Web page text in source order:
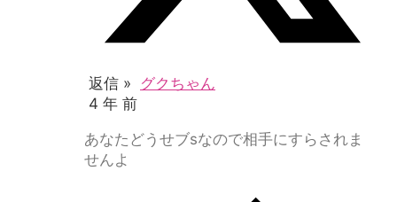
返信 » グクちゃん
4 年 前
あなたどうせブsなので相手にすらされま
せんよ